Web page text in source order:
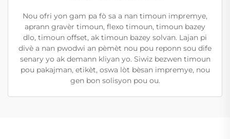
Nou ofri yon gam pa fò sa a nan timoun impremye,
aprann gravèr timoun, flexo timoun, timoun bazey
dlo, timoun offset, ak timoun bazey solvan. Lajan pi
divè a nan pwodwi an pèmèt nou pou reponn sou dife
senary yo ak demann kliyan yo. Siwiz bezwen timoun
pou pakajman, etikèt, oswa lòt bèsan impremye, nou
gen bon solisyon pou ou.